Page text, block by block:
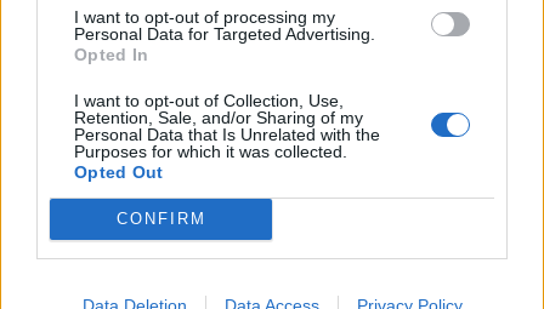
I want to opt-out of processing my
Personal Data for Targeted Advertising.
Opted In
I want to opt-out of Collection, Use,
Retention, Sale, and/or Sharing of my
Personal Data that Is Unrelated with the
Purposes for which it was collected.
Opted Out
CONFIRM
Data Deletion Data Access Privacy Policy
Δείτε το βίντεο που δημοσίευσε: